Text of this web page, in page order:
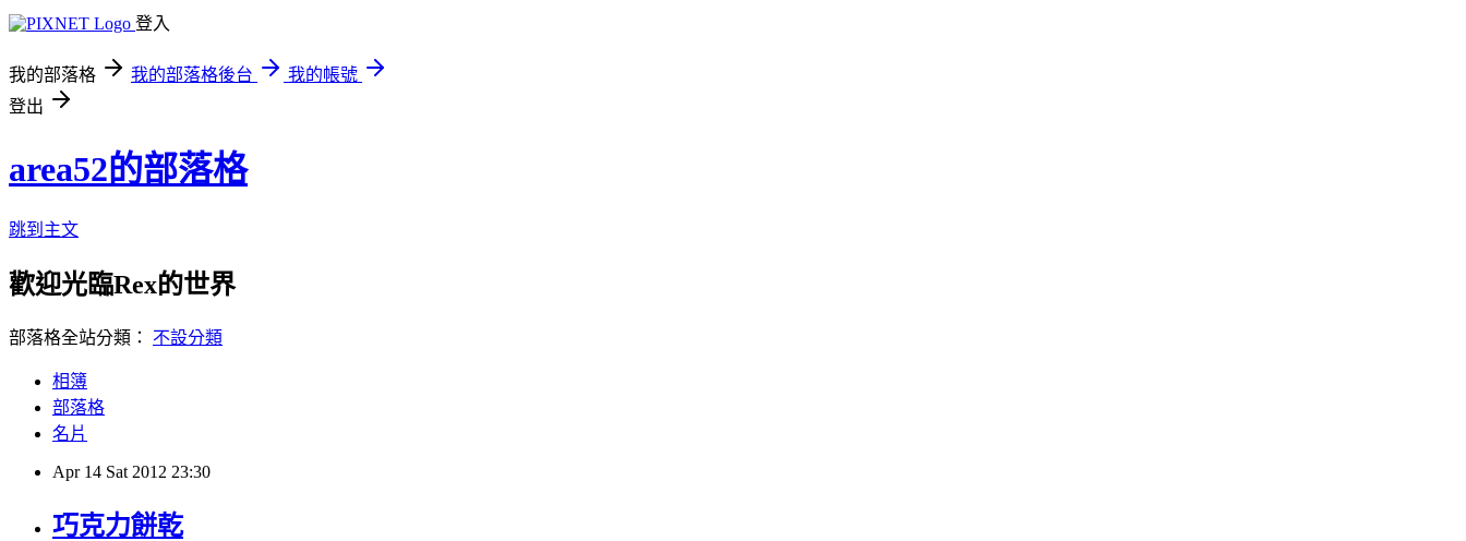
登入
我的部落格 我的部落格後台
我的帳號
登出
area52的部落格
跳到主文
歡迎光臨Rex的世界
部落格全站分類： 不設分類
相簿
部落格
名片
Apr 14 Sat 2012 23:30
巧克力餅乾